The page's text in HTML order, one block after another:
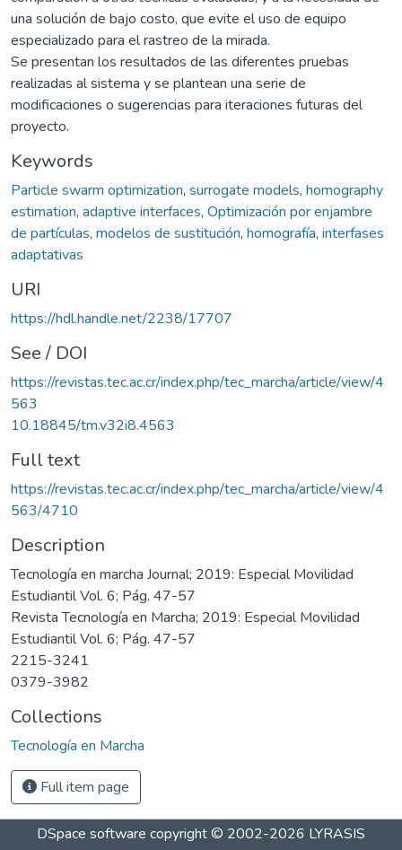
una solución de bajo costo, que evite el uso de equipo
especializado para el rastreo de la mirada.
Se presentan los resultados de las diferentes pruebas
realizadas al sistema y se plantean una serie de
modificaciones o sugerencias para iteraciones futuras del
proyecto.
Keywords
Particle swarm optimization, surrogate models, homography
estimation, adaptive interfaces, Optimización por enjambre
de partículas, modelos de sustitución, homografía, interfases
adaptativas
URI
https://hdl.handle.net/2238/17707
See / DOI
https://revistas.tec.ac.cr/index.php/tec_marcha/article/view/4
563
10.18845/tm.v32i8.4563
Full text
https://revistas.tec.ac.cr/index.php/tec_marcha/article/view/4
563/4710
Description
Tecnología en marcha Journal; 2019: Especial Movilidad
Estudiantil Vol. 6; Pág. 47-57
Revista Tecnología en Marcha; 2019: Especial Movilidad
Estudiantil Vol. 6; Pág. 47-57
2215-3241
0379-3982
Collections
Tecnología en Marcha
Full item page
DSpace software copyright © 2002-2026 LYRASIS